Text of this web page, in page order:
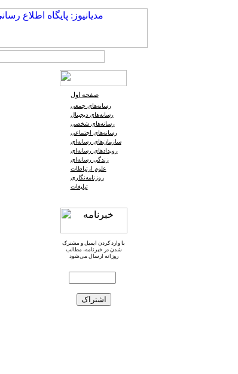
صفحه اول
رسانه‌های جمعی
رسانه‌های دیجیتال
رسانه‌های شخصی
رسانه‌های اجتماعی
سازمان‌های رسانه‌ای
رویدادهای رسانه‌ای
زندگی رسانه‌ای
علوم ارتباطات
روزنامه‌نگاری
تبلیغات
با وارد کردن ایمیل و مشترک
شدن در خبرنامه، مطالب
روزانه ارسال می‌شود